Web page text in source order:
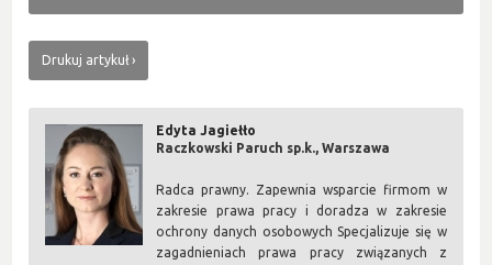
Drukuj artykuł
Edyta Jagiełło
Raczkowski Paruch sp.k., Warszawa
Radca prawny. Zapewnia wsparcie firmom w
zakresie prawa pracy i doradza w zakresie
ochrony danych osobowych Specjalizuje się w
zagadnieniach prawa pracy związanych z